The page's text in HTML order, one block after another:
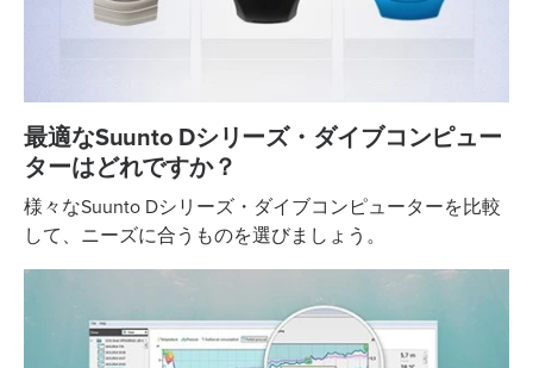
最適なSuunto Dシリーズ・ダイブコンピュー
ターはどれですか？
様々なSuunto Dシリーズ・ダイブコンピューターを比較
して、ニーズに合うものを選びましょう。